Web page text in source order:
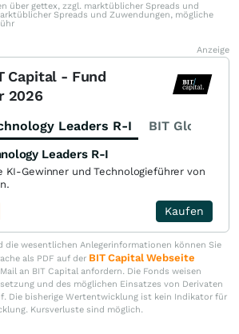
über gettex, zzgl. marktüblicher Spreads und
Spreads und Zuwendungen, mögliche
Anzeige
Capital - Fund
2026
Leaders R-I BIT Global
Leaders R-I
KI-Gewinner und Technologieführer von
Kaufen
die wesentlichen Anlegerinformationen können Sie
als PDF auf der BIT Capital Webseite
an BIT Capital anfordern. Die Fonds weisen
und des möglichen Einsatzes von Derivaten
Die bisherige Wertentwicklung ist kein Indikator für
Kursverluste sind möglich.